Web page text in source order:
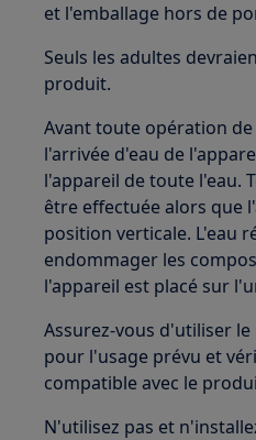
et l'emballage hors de
Seuls les adultes
produit.
Avant toute opération
l'arrivée d'eau de
l'appareil de toute l'eau.
être effectuée alors que
position verticale. L'eau
endommager les
l'appareil est placé sur
Assurez-vous d'utiliser
pour l'usage prévu et
compatible avec le
N'utilisez pas et